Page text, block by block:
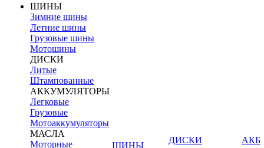
ШИНЫ
Зимние шины
Летние шины
Грузовые шины
Мотошины
ДИСКИ
Литые
Штампованные
АККУМУЛЯТОРЫ
Легковые
Грузовые
Мотоаккумуляторы
МАСЛА
Моторные
ШИНЫ
ДИСКИ
АКБ